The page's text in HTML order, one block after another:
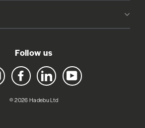
Follow us
Instagram FacebookLinkedIn YouTube
© 2026 Hadebu Ltd